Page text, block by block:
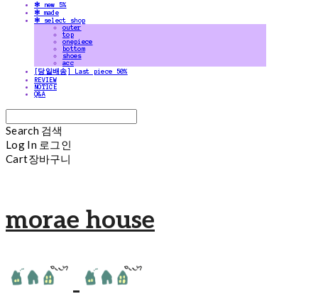
✻ new 5%
✻ made
✻ select shop
outer
top
onepiece
bottom
shoes
acc
[당일배송] Last piece 50%
REVIEW
NOTICE
Q&A
Search 검색
Log In 로그인
Cart장바구니
morae house